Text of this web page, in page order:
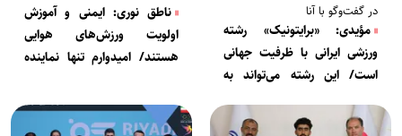
در گفت‌وگو با آنا
مؤیدی: «برایتونیک» رشته
ورزشی ایرانی با ظرفیت جهانی
است/ این رشته می‌تواند به
کمک کند
ناطق نوری: ایمنی و آموزش
اولویت ورزش‌های هوایی
هستند/ امیدوارم تنها نماینده